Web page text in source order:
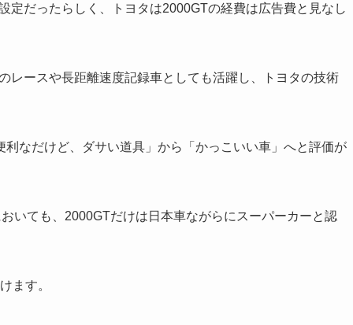
だったらしく、トヨタは2000GTの経費は広告費と見なし
ースや長距離速度記録車としても活躍し、トヨタの技術
なだけど、ダサい道具」から「かっこいい車」へと評価が
いても、2000GTだけは日本車ながらにスーパーカーと認
ます。